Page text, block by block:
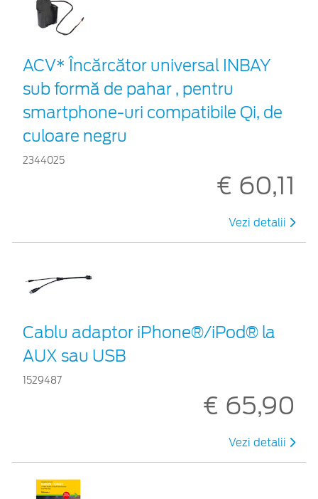
ACV* Încărcător universal INBAY
sub formă de pahar , pentru
smartphone-uri compatibile Qi, de
culoare negru
2344025
€ 60,11
Vezi detalii
Cablu adaptor iPhone®/iPod® la
AUX sau USB
1529487
€ 65,90
Vezi detalii